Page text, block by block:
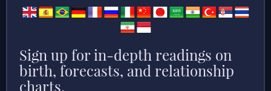
Sign up for in-depth readings on
birth, forecasts, and relationship
charts.